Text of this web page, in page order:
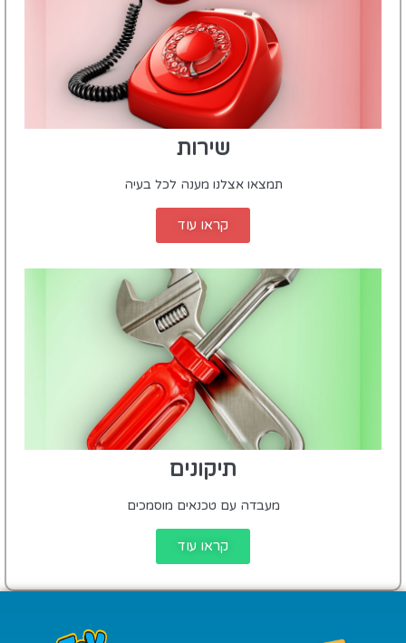
שירות
תמצאו אצלנו מענה לכל בעיה
קראו עוד
תיקונים
מעבדה עם טכנאים מוסמכים
קראו עוד